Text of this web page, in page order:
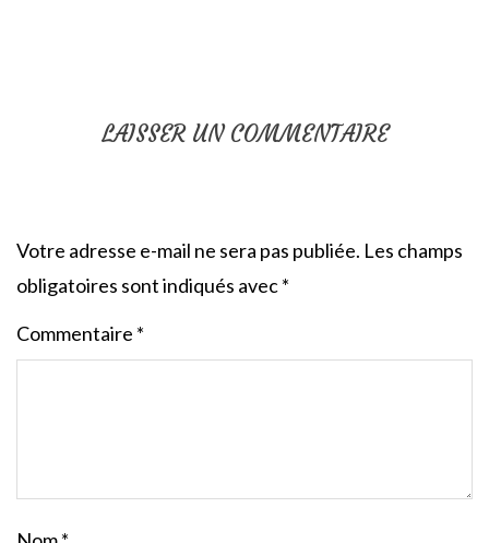
LAISSER UN COMMENTAIRE
Votre adresse e-mail ne sera pas publiée. Les champs
obligatoires sont indiqués avec*
Commentaire *